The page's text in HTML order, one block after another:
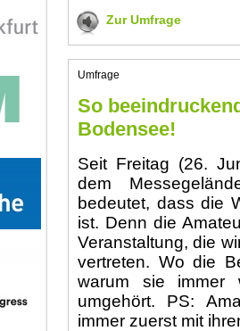
Zur Umfrage
Umfrage
So
Bodensee!
Seit Freitag (26.
dem
bedeutet, dass die
ist. Denn die
Veranstaltung, die
vertreten. Wo die
warum sie immer
umgehört. PS:
immer zuerst mit